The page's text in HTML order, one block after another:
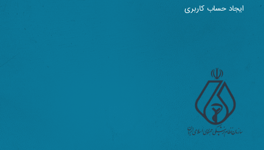
ایجاد حساب کاربری